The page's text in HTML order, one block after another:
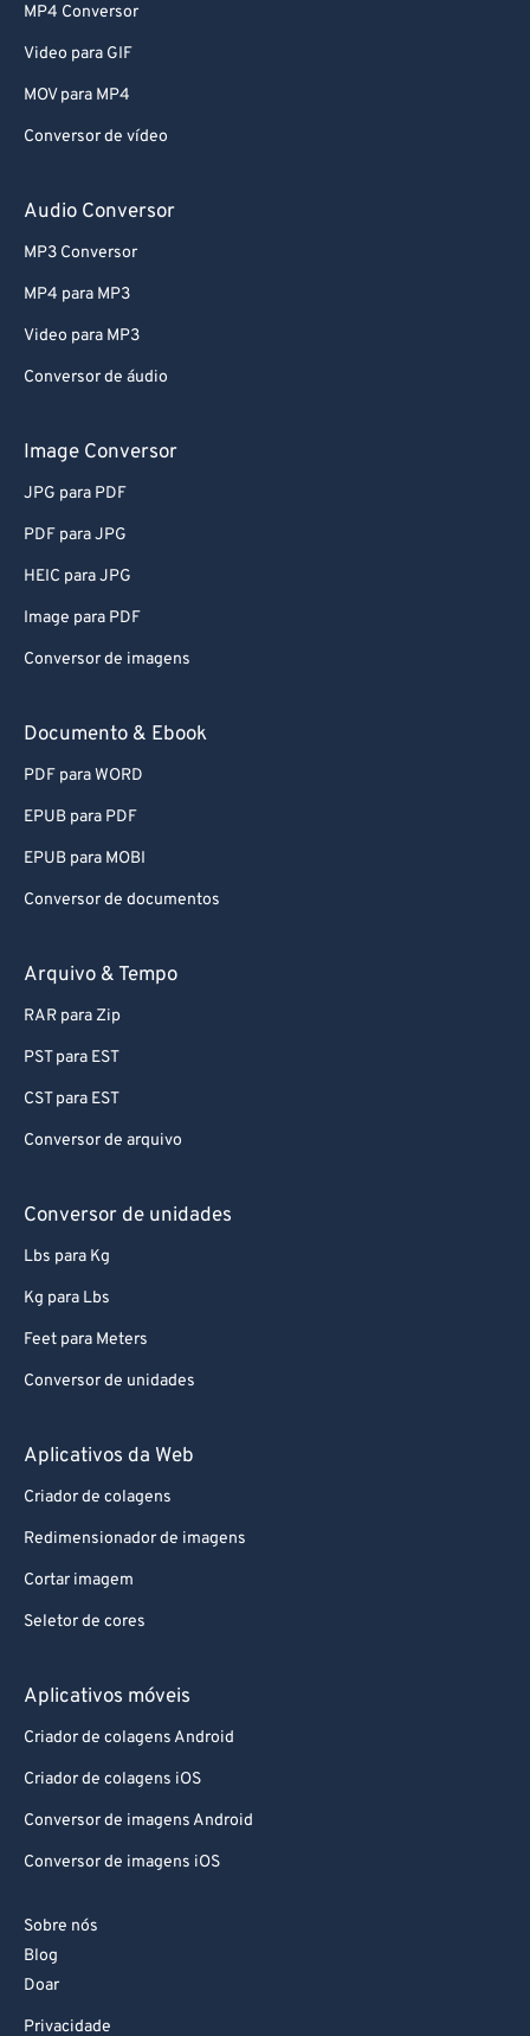
MP4 Conversor
Video para GIF
MOV para MP4
Conversor de vídeo
Audio Conversor
MP3 Conversor
MP4 para MP3
Video para MP3
Conversor de áudio
Image Conversor
JPG para PDF
PDF para JPG
HEIC para JPG
Image para PDF
Conversor de imagens
Documento & Ebook
PDF para WORD
EPUB para PDF
EPUB para MOBI
Conversor de documentos
Arquivo & Tempo
RAR para Zip
PST para EST
CST para EST
Conversor de arquivo
Conversor de unidades
Lbs para Kg
Kg para Lbs
Feet para Meters
Conversor de unidades
Aplicativos da Web
Criador de colagens
Redimensionador de imagens
Cortar imagem
Seletor de cores
Aplicativos móveis
Criador de colagens Android
Criador de colagens iOS
Conversor de imagens Android
Conversor de imagens iOS
Sobre nós
Blog
Doar
Privacidade